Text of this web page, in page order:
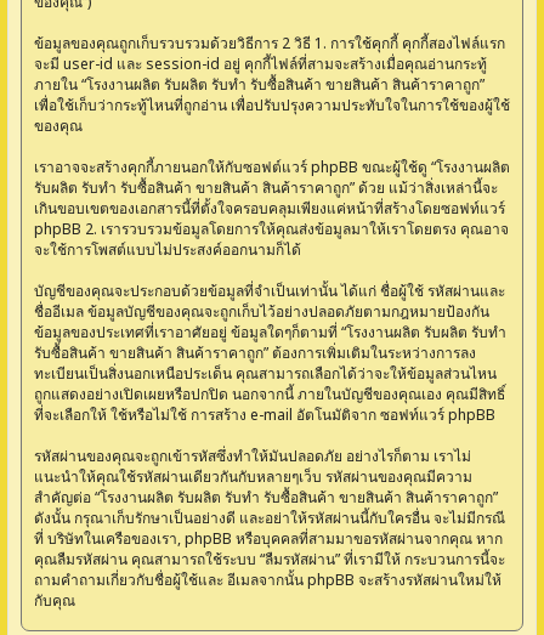
ข้อมูลของคุณถูกเก็บรวบรวมด้วยวิธีการ 2 วิธี 1. การใช้คุกกี้ คุกกี้สองไฟล์แรก
จะมี user-id และ session-id อยู่ คุกกี้ไฟล์ที่สามจะสร้างเมื่อคุณอ่านกระทู้
ภายใน “โรงงานผลิต รับผลิต รับทำ รับซื้อสินค้า ขายสินค้า สินค้าราคาถูก”
เพื่อใช้เก็บว่ากระทู้ไหนที่ถูกอ่าน เพื่อปรับปรุงความประทับใจในการใช้ของผู้ใช้
ของคุณ
เราอาจจะสร้างคุกกี้ภายนอกให้กับซอฟต์แวร์ phpBB ขณะผู้ใช้ดู “โรงงานผลิต
รับผลิต รับทำ รับซื้อสินค้า ขายสินค้า สินค้าราคาถูก” ด้วย แม้ว่าสิ่งเหล่านี้จะ
เกินขอบเขตของเอกสารนี้ที่ตั้งใจครอบคลุมเพียงแค่หน้าที่สร้างโดยซอฟท์แวร์
phpBB 2. เรารวบรวมข้อมูลโดยการให้คุณส่งข้อมูลมาให้เราโดยตรง คุณอาจ
จะใช้การโพสต์แบบไม่ประสงค์ออกนามก็ได้
บัญชีของคุณจะประกอบด้วยข้อมูลที่จำเป็นเท่านั้น ได้แก่ ชื่อผู้ใช้ รหัสผ่านและ
ชื่ออีเมล ข้อมูลบัญชีของคุณจะถูกเก็บไว้อย่างปลอดภัยตามกฎหมายป้องกัน
ข้อมูลของประเทศที่เราอาศัยอยู่ ข้อมูลใดๆก็ตามที่ “โรงงานผลิต รับผลิต รับทำ
รับซื้อสินค้า ขายสินค้า สินค้าราคาถูก” ต้องการเพิ่มเติมในระหว่างการลง
ทะเบียนเป็นสิ่งนอกเหนือประเด็น คุณสามารถเลือกได้ว่าจะให้ข้อมูลส่วนไหน
ถูกแสดงอย่างเปิดเผยหรือปกปิด นอกจากนี้ ภายในบัญชีของคุณเอง คุณมีสิทธิ์
ที่จะเลือกให้ ใช้หรือไม่ใช้ การสร้าง e-mail อัตโนมัติจาก ซอฟท์แวร์ phpBB
รหัสผ่านของคุณจะถูกเข้ารหัสซึ่งทำให้มันปลอดภัย อย่างไรก็ตาม เราไม่
แนะนำให้คุณใช้รหัสผ่านเดียวกันกับหลายๆเว็บ รหัสผ่านของคุณมีความ
สำคัญต่อ “โรงงานผลิต รับผลิต รับทำ รับซื้อสินค้า ขายสินค้า สินค้าราคาถูก”
ดังนั้น กรุณาเก็บรักษาเป็นอย่างดี และอย่าให้รหัสผ่านนี้กับใครอื่น จะไม่มีกรณี
ที่ บริษัทในเครือของเรา, phpBB หรือบุคคลที่สามมาขอรหัสผ่านจากคุณ หาก
คุณลืมรหัสผ่าน คุณสามารถใช้ระบบ “ลืมรหัสผ่าน” ที่เรามีให้ กระบวนการนี้จะ
ถามคำถามเกี่ยวกับชื่อผู้ใช้และ อีเมลจากนั้น phpBB จะสร้างรหัสผ่านใหม่ให้
กับคุณ